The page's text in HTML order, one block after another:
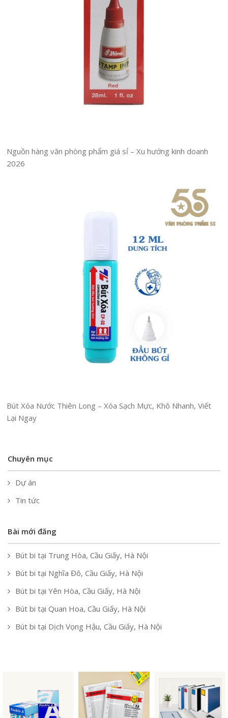
Nguồn hàng văn phòng phẩm giá sỉ – Xu hướng kinh doanh
2026
Bút Xóa Nước Thiên Long – Xóa Sạch Mực, Khô Nhanh, Viết
Lại Ngay
Chuyên mục
Dự án
Tin tức
Bài mới đăng
Bút bi tại Trung Hòa, Cầu Giấy, Hà Nội
Bút bi tại Nghĩa Đô, Cầu Giấy, Hà Nội
Bút bi tại Yên Hòa, Cầu Giấy, Hà Nội
Bút bi tại Quan Hoa, Cầu Giấy, Hà Nội
Bút bi tại Dịch Vọng Hậu, Cầu Giấy, Hà Nội